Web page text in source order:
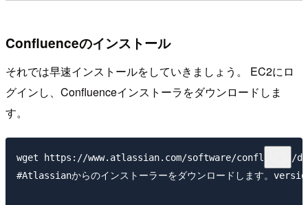
Confluenceのインストール
それでは早速インストールをしていきましょう。 EC2にロ
グインし、Confluenceインストーラをダウンロードしま
す。
wget https://www.atlassian.com/software/confluence/
#Atlassianからのインストーラーをダウンロードします。